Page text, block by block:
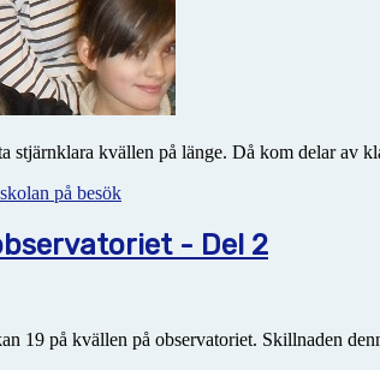
stjärnklara kvällen på länge. Då kom delar av
på besök
- Del 2
19 på kvällen på observatoriet. Skillnaden